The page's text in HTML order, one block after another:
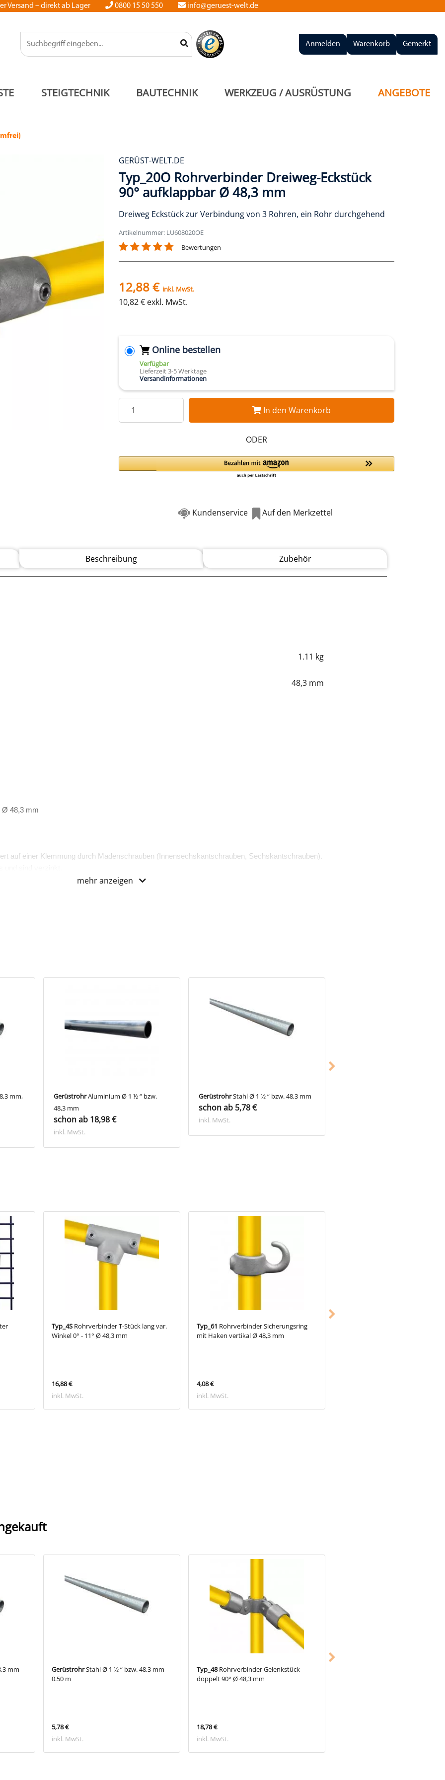
Versand – direkt ab Lager 0800 15 50 550 info@geruest-welt.de
Anmelden Warenkorb Gemerkt
STEIGTECHNIK BAUTECHNIK WERKZEUG / AUSRÜSTUNG ANGEBOTE
GERÜST-WELT.DE
Typ_20O Rohrverbinder Dreiweg-Eckstück
90° aufklappbar Ø 48,3 mm
Dreiweg Eckstück zur Verbindung von 3 Rohren, ein Rohr durchgehend
Artikelnummer: LU608020OE
Bewertungen
12,88 € inkl. MwSt.
10,82 € exkl. MwSt.
Online bestellen
Verfügbar
Lieferzeit 3-5 Werktage
Versandinformationen
In den Warenkorb
ODER
Kundenservice Auf den Merkzettel
Beschreibung Zubehör
1.11 kg
48,3 mm
Ø 48,3 mm
auf einer Klemmung durch Madenschrauben (Innensechskantschrauben, Sechskantschrauben).
Bauteil insbesondere zur nachträglichen Montage.
Ausstattung
mehr anzeigen
mm,
GerüstrohrAluminium Ø 1 ½ “ bzw.
48,3 mm
schon ab 18,98 €
inkl. MwSt.
GerüstrohrStahl Ø 1 ½ “ bzw. 48,3 mm
schon ab 5,78 €
inkl. MwSt.
Typ_4S Rohrverbinder T-Stück lang var.
Winkel 0° - 11° Ø 48,3 mm
16,88 €
inkl. MwSt.
Typ_61 Rohrverbinder Sicherungsring
mit Haken vertikal Ø 48,3 mm
4,08 €
inkl. MwSt.
mm
GerüstrohrStahl Ø 1 ½ “ bzw. 48,3 mm
0.50 m
5,78 €
inkl. MwSt.
Typ_48Rohrverbinder Gelenkstück
doppelt 90° Ø 48,3 mm
18,78 €
inkl. MwSt.